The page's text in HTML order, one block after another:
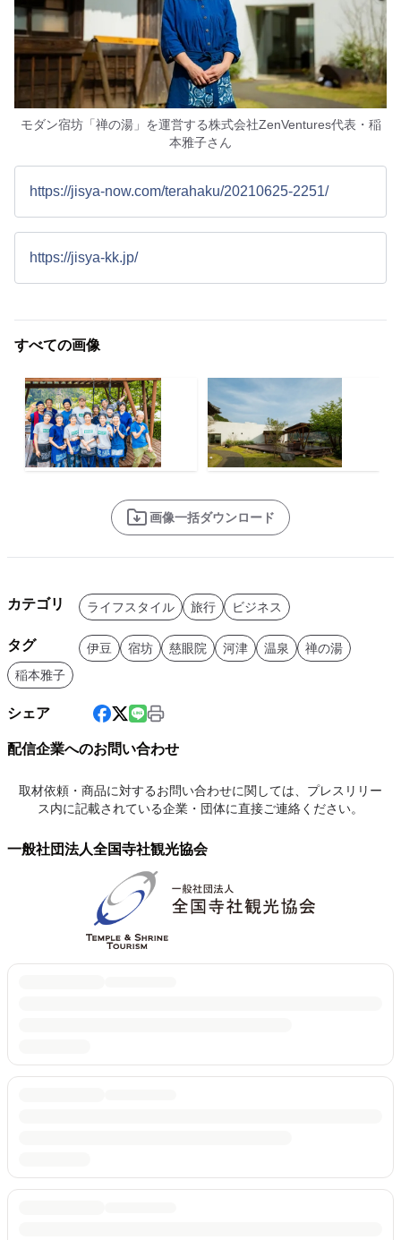
モダン宿坊「禅の湯」を運営する株式会社ZenVentures代表・稲
本雅子さん
https://jisya-now.com/terahaku/20210625-2251/
https://jisya-kk.jp/
すべての画像
画像一括ダウンロード
カテゴリ ライフスタイル 旅行 ビジネス
タグ 伊豆 宿坊 慈眼院 河津 温泉
禅の湯
稲本雅子
シェア
配信企業へのお問い合わせ
取材依頼・商品に対するお問い合わせに関しては、プレスリリー
ス内に記載されている企業・団体に直接ご連絡ください。
一般社団法人全国寺社観光協会